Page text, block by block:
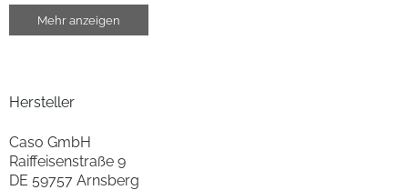
Energiequelle
Wiege-Eigenschaften
max. Tragkraft (g)
Gramm-Schritte der Feineinteilung (g)
Mehr anzeigen
Hersteller
Caso GmbH
Raiffeisenstraße 9
DE 59757 Arnsberg